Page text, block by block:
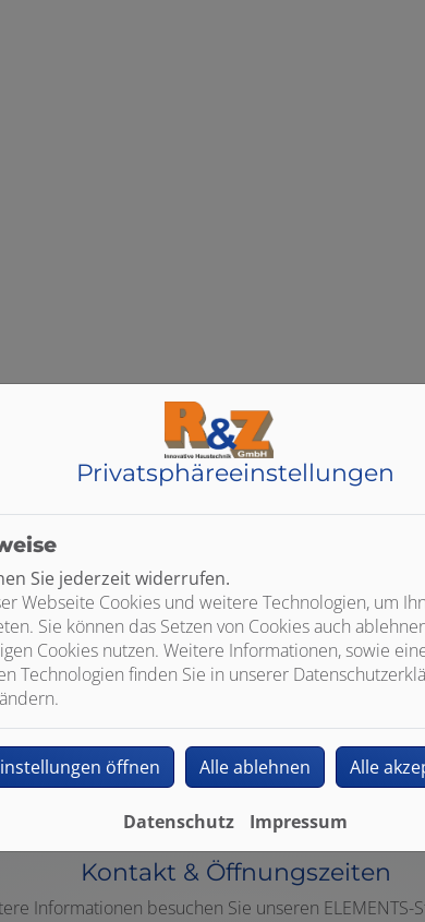
Kontakt & Öffnungszeiten
Informationen besuchen Sie unseren ELEMENTS-
Privatsphäre­einstellungen
Sie jederzeit widerrufen.
Webseite Cookies und weitere Technologien, um
Sie können das Setzen von Cookies auch
Cookies nutzen. Weitere Informationen, sowie
Technologien finden Sie in unserer
öffnen Alle ablehnen Alle
Datenschutz Impressum